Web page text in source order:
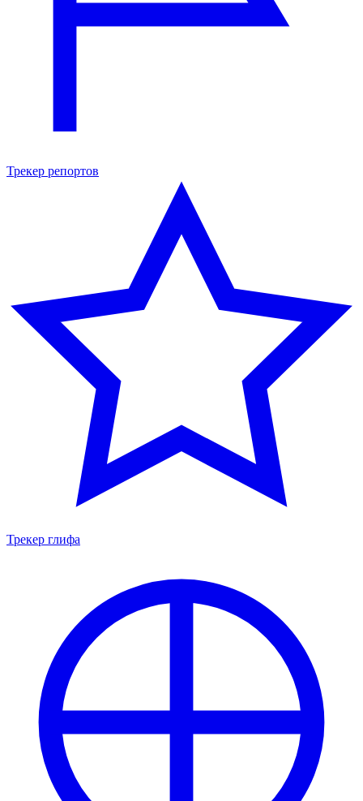
Трекер репортов
Трекер глифа